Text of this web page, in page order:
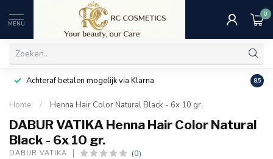
MENU
0
Achteraf betalen mogelijk via Klarna 8.5
Home / Henna Hair Color Natural Black - 6x 10 gr.
DABUR VATIKA Henna Hair Color Natural
Black - 6x 10 gr.
DABUR VATIKA (0)